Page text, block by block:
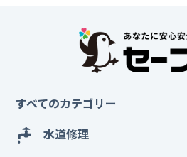
すべてのカテゴリー
水道修理